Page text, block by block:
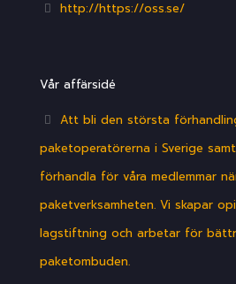
http://https://oss.se/
Vår affärsidé
Att bli den största
paketoperatörerna i Sverige
förhandla för våra medlemmar
paketverksamheten. Vi skapar
lagstiftning och arbetar för
paketombuden.